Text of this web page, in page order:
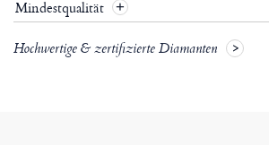
Mindestqualität
+
Hochwertige & zertifizierte Diamanten